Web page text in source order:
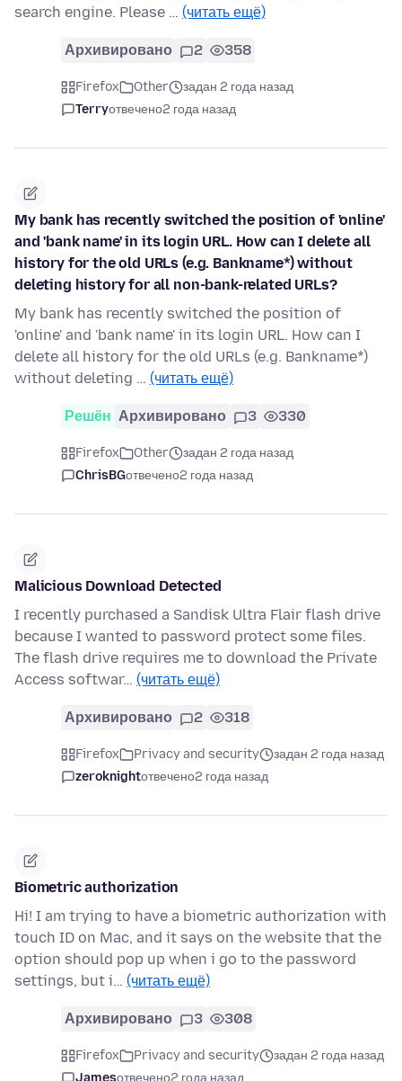
search engine. Please … (читать ещё)
Архивировано 2 358
Firefox Other
задан 2 года назад
Terryотвечено2 года назад
My bank has recently switched the position of 'online'
and 'bank name' in its login URL. How can I delete all
history for the old URLs (e.g. Bankname*) without
deleting history for all non-bank-related URLs?
My bank has recently switched the position of
'online' and 'bank name' in its login URL. How can I
delete all history for the old URLs (e.g. Bankname*)
without deleting … (читать ещё)
Решён Архивировано 3 330
Firefox Other
задан 2 года назад
ChrisBGотвечено2 года назад
Malicious Download Detected
I recently purchased a Sandisk Ultra Flair flash drive
because I wanted to password protect some files.
The flash drive requires me to download the Private
Access softwar… (читать ещё)
Архивировано 2 318
Firefox Privacy and security
задан 2 года назад
zeroknightотвечено2 года назад
Biometric authorization
Hi! I am trying to have a biometric authorization with
touch ID on Mac, and it says on the website that the
option should pop up when i go to the password
settings, but i… (читать ещё)
Архивировано 3 308
Firefox Privacy and security
задан 2 года назад